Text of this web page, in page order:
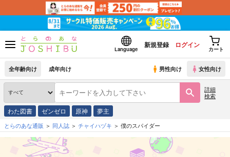
Language
新規登録 ログイン
カート
全年齢向け 成年向け 男性向け 女性向け
詳細
検索
わた図書 ゼンゼロ 原神 夢主
とらのあな通販 同人誌 チャイハヅキ 僕のスパイダー